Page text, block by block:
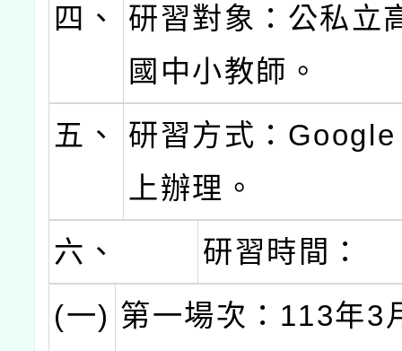
四、
研習對象：公私立
國中小教師。
五、
研習方式：
上辦理。
六、
研習時間：
(一) 第一場次：113年3